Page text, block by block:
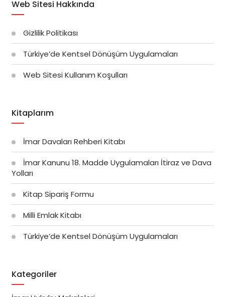
Web Sitesi Hakkında
Gizlilik Politikası
Türkiye’de Kentsel Dönüşüm Uygulamaları
Web Sitesi Kullanım Koşulları
Kitaplarım
İmar Davaları Rehberi Kitabı
İmar Kanunu 18. Madde Uygulamaları İtiraz ve Dava
Yolları
Kitap Sipariş Formu
Milli Emlak Kitabı
Türkiye’de Kentsel Dönüşüm Uygulamaları
Kategoriler